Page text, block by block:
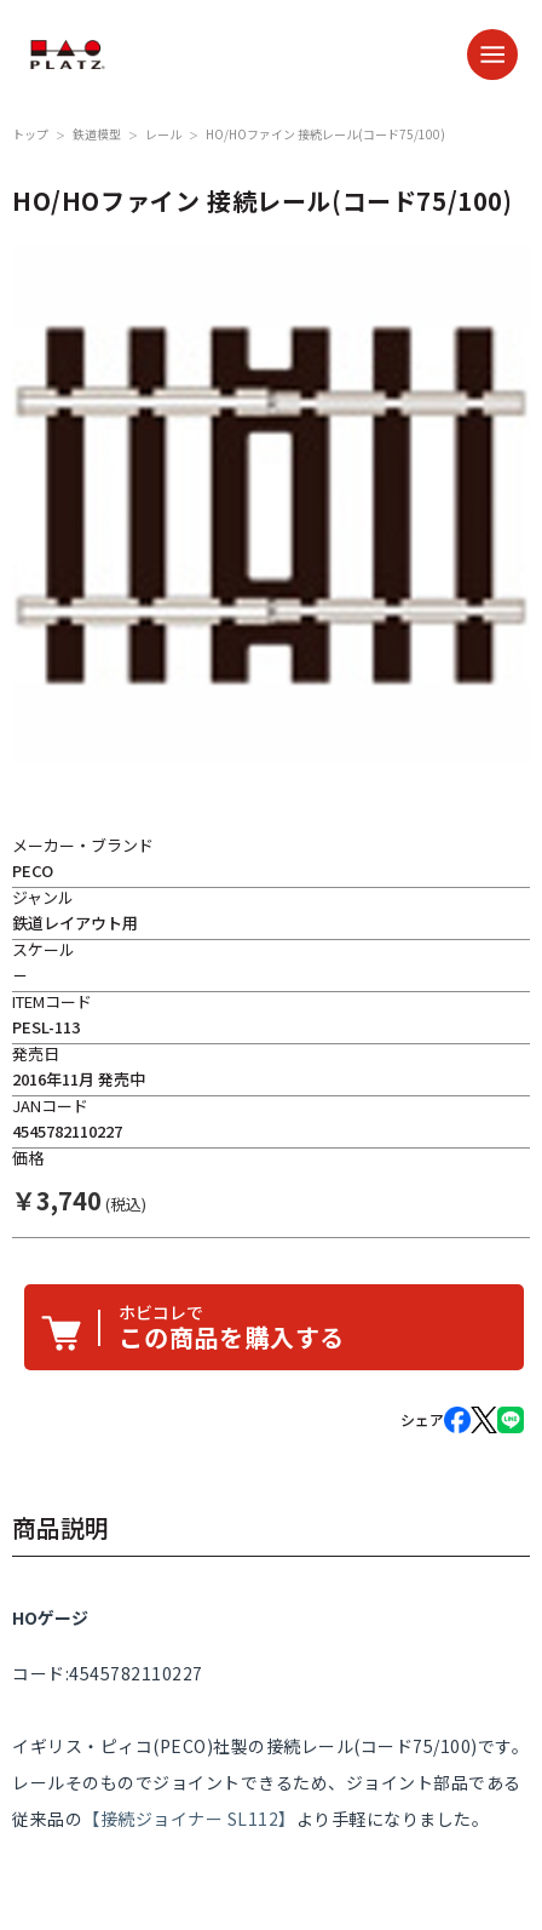
トップ ＞ 鉄道模型 ＞ レール ＞ HO/HOファイン 接続レール(コード75/100)
HO/HOファイン 接続レール(コード75/100)
メーカー・ブランド
PECO
ジャンル
鉄道レイアウト用
スケール
－
ITEMコード
PESL-113
発売日
2016年11月 発売中
JANコード
4545782110227
価格
￥3,740 (税込)
ホビコレで
この商品を購入する
シェア
商品説明
HOゲージ
コード:4545782110227
イギリス・ピィコ(PECO)社製の接続レール(コード75/100)です。
レールそのものでジョイントできるため、ジョイント部品である
従来品の 【接続ジョイナー SL112】 より手軽になりました。